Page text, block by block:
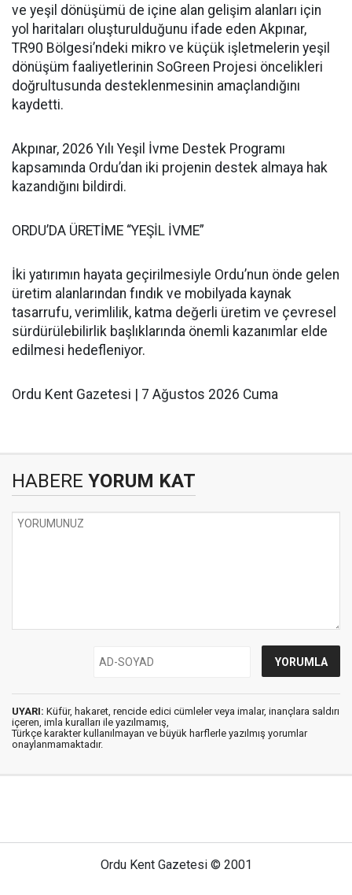
ve yeşil dönüşümü de içine alan gelişim alanları için
yol haritaları oluşturulduğunu ifade eden Akpınar,
TR90 Bölgesi’ndeki mikro ve küçük işletmelerin yeşil
dönüşüm faaliyetlerinin SoGreen Projesi öncelikleri
doğrultusunda desteklenmesinin amaçlandığını
kaydetti.
Akpınar, 2026 Yılı Yeşil İvme Destek Programı
kapsamında Ordu’dan iki projenin destek almaya hak
kazandığını bildirdi.
ORDU’DA ÜRETİME “YEŞİL İVME”
İki yatırımın hayata geçirilmesiyle Ordu’nun önde gelen
üretim alanlarından fındık ve mobilyada kaynak
tasarrufu, verimlilik, katma değerli üretim ve çevresel
sürdürülebilirlik başlıklarında önemli kazanımlar elde
edilmesi hedefleniyor.
Ordu Kent Gazetesi | 7 Ağustos 2026 Cuma
HABERE YORUM KAT
UYARI: Küfür, hakaret, rencide edici cümleler veya imalar, inançlara saldırı
içeren, imla kuralları ile yazılmamış,
Türkçe karakter kullanılmayan ve büyük harflerle yazılmış yorumlar
onaylanmamaktadır.
Ordu Kent Gazetesi © 2001